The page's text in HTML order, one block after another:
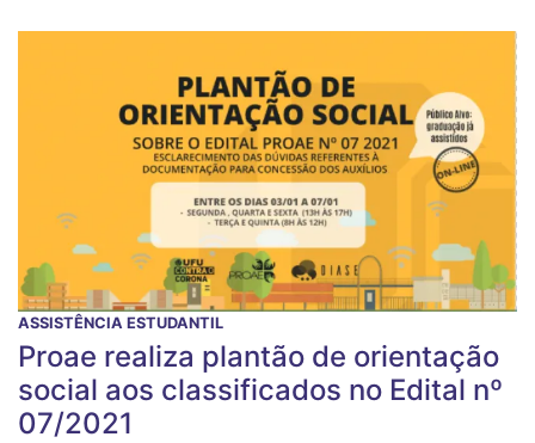
ASSISTÊNCIA ESTUDANTIL
Proae realiza plantão de orientação
social aos classificados no Edital nº
07/2021